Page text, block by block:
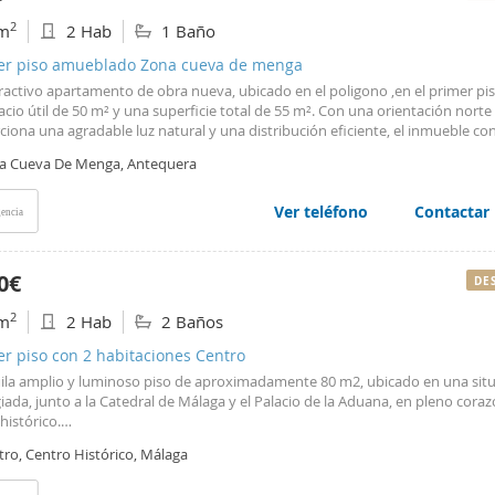
2 2 Hab 1 Baño
piso amueblado Zona cueva de menga
apartamento de obra nueva, ubicado en el poligono ,en el primer
útil de 50 m² y una superficie total de 55 m². Con una orientación
una agradable luz natural y una distribución eficiente, el inmueble
y cuenta con aire acondicionado frío/calor para garantizar el confort
Los suelos de gres y los armarios empotrados completan el diseño
de esta propiedad. Situado en una zona residencial tranquila de
Cueva de Menga, es un lugar ideal para quienes buscan vivir en
con historia y buena comunicación. Esta ubicación combina la serenidad
calmado con fácil acceso a servicios y puntos de interés cultural y natural.
Cueva De Menga, Antequera
Ver teléfono Contactar
2 2 Hab 2 Baños
piso con 2 habitaciones Centro
amplio y luminoso piso de aproximadamente 80 m2, ubicado en una
junto a la Catedral de Málaga y el Palacio de la Aduana, en pleno
los dormitorios cuenta con cama de 135 cm y el otro con cama de 150 cm.
tienen acceso a balcón exterior, aportando una excelente
Centro Histórico, Málaga